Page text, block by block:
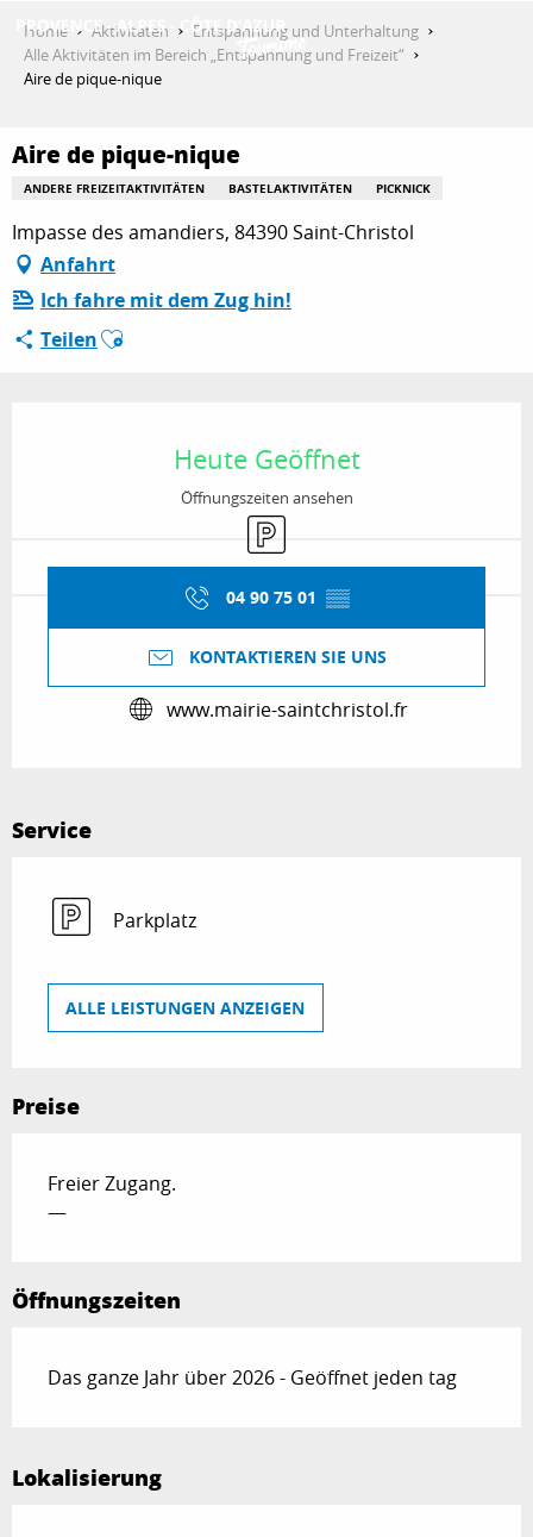
contenu
AKTIVITÄTEN
AUFENTHALT
Home Aktivitäten
Entspannung und Unterhaltung
Alle Aktivitäten im Bereich „Entspannung und Freizeit“
Aire de pique-nique
Aire de pique-nique
ANDERE FREIZEITAKTIVITÄTEN BASTELAKTIVITÄTEN PICKNICK
Impasse des amandiers, 84390 Saint-Christol
Anfahrt
Ich fahre mit dem Zug hin!
TeilenAjouter aux favoris
Heute Geöffnet
Öffnungszeiten ansehen
Parkplatz
04 90 75 01 ▒▒
KONTAKTIEREN SIE UNS
www.mairie-saintchristol.fr
Service
Parkplatz
ALLE LEISTUNGEN ANZEIGEN
Preise
Freier Zugang.
—
Öffnungszeiten
Das ganze Jahr über 2026 - Geöffnet jeden tag
Lokalisierung